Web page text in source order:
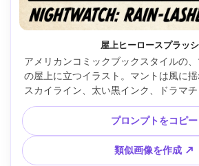
屋上ヒーロースプラッ
アメリカンコミックブックスタイルの
の屋上に立つイラスト。マントは風に
スカイライン、太い黒インク、ドラマチ
力強いシャドウ、空にはハーフトーン
ナミックなローアングル、映画のよう
ィなグラフィックノベル風、精密なラ
ゼンタの鮮やかなリミテッドパレット
質、85mmレンズ、浅い被写界
プロンプトをコピー
類似画像を作成 ↗